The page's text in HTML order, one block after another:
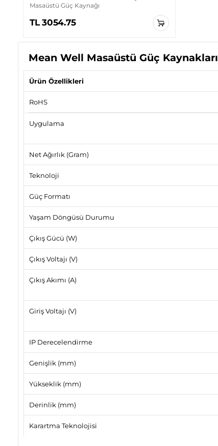
Masaüstü Güç Kaynağı
TL 3054.75
Mean Well Masaüstü Güç Kaynakları
Ürün Özellikleri
RoHS
Uygulama
Net Ağırlık (Gram)
Teknoloji
Güç Formatı
Yaşam Döngüsü Durumu
Çıkış Gücü (W)
Çıkış Voltajı (V)
Çıkış Akımı (A)
Giriş Voltajı (V)
IP Derecelendirme
Genişlik (mm)
Yükseklik (mm)
Derinlik (mm)
Karartma Teknolojisi